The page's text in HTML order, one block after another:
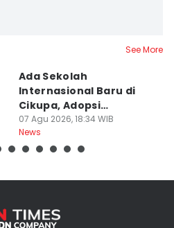
See More
Ada Sekolah
Internasional Baru di
Cikupa, Adopsi
Kurikulum Singapura
07 Agu 2026, 18:34 WIB
News